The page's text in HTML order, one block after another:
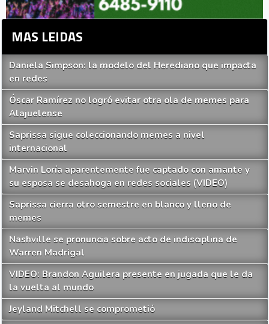
MAS LEIDAS
Daniela Simpson: la modelo del Herediano que impacta
en redes
Óscar Ramírez no logró evitar otra ola de memes para
Alajuelense
Saprissa sigue coleccionando memes a nivel
internacional
Marvin Loría aparentemente fue captado con amante y
su esposa se desahoga en redes sociales (VIDEO)
Saprissa cierra otro semestre en blanco y lleno de
memes
Nashville se pronuncia sobre acto de indisciplina de
Warren Madrigal
VIDEO: Brandon Aguilera presente en jugada que le da
la vuelta al mundo
Jeyland Mitchell se comprometió